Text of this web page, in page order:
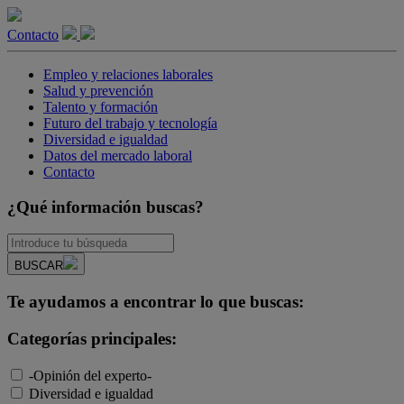
Contacto
Empleo y relaciones laborales
Salud y prevención
Talento y formación
Futuro del trabajo y tecnología
Diversidad e igualdad
Datos del mercado laboral
Contacto
¿Qué información buscas?
BUSCAR
Te ayudamos a encontrar lo que buscas:
Categorías principales:
-Opinión del experto-
Diversidad e igualdad